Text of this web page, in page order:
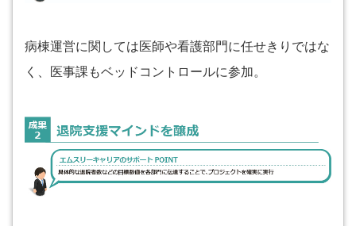
病棟運営に関しては医師や看護部門に任せきりではな
く、医事課もベッドコントロールに参加。